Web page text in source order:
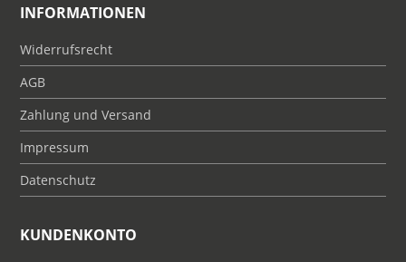
INFORMATIONEN
Widerrufsrecht
AGB
Zahlung und Versand
Impressum
Datenschutz
KUNDENKONTO